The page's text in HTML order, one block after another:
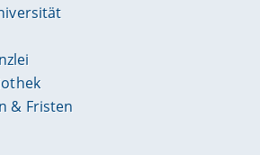
& Fristen